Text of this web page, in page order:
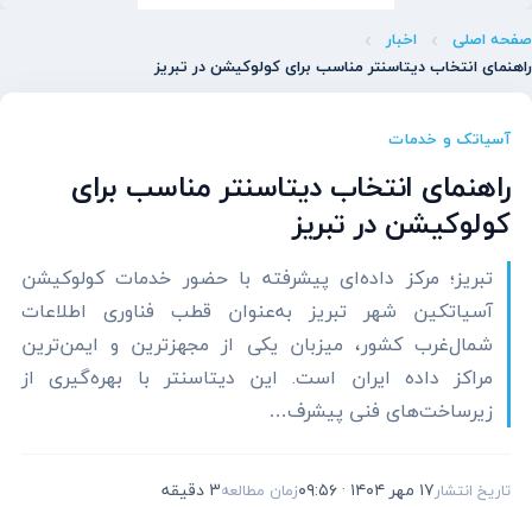
صفحه اصلی
اخبار
راهنمای انتخاب دیتاسنتر مناسب برای کولوکیشن در تبریز
آسیاتک و خدمات
راهنمای انتخاب دیتاسنتر مناسب برای
کولوکیشن در تبریز
تبریز؛ مرکز داده‌ای پیشرفته با حضور خدمات کولوکیشن
آسیاتکین شهر تبریز به‌عنوان قطب فناوری اطلاعات
شمال‌غرب کشور، میزبان یکی از مجهزترین و ایمن‌ترین
مراکز داده ایران است. این دیتاسنتر با بهره‌گیری از
زیرساخت‌های فنی پیشرف…
تاریخ انتشار۱۷ مهر ۱۴۰۴ · ۰۹:۵۶ زمان مطالعه3 دقیقه